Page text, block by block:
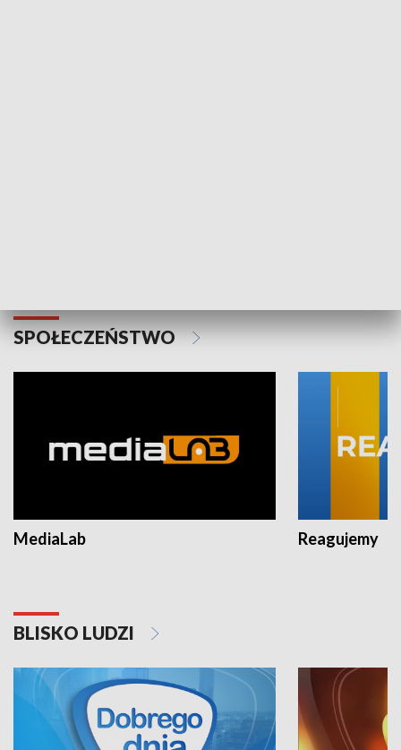
SPOŁECZEŃSTWO
MediaLab Reagujemy
BLISKO LUDZI